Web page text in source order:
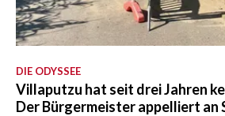
DIE ODYSSEE
Villaputzu hat seit drei Jahren
Der Bürgermeister appelliert an